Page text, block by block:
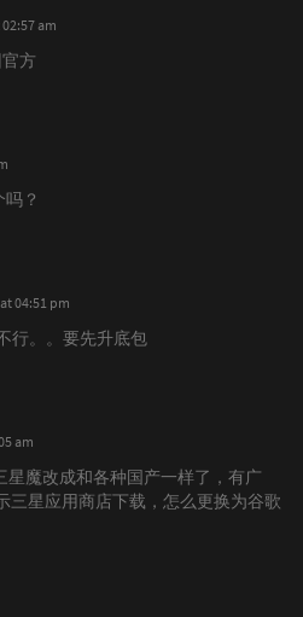
am
方
？
04:51 pm
行。。要先升底包
am
星魔改成和各种国产一样了，有广
三星应用商店下载，怎么更换为谷歌